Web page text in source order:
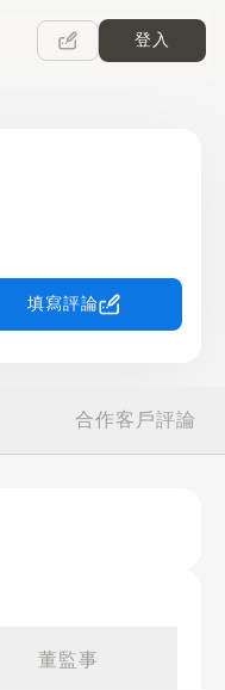
登入
填寫評論
合作客戶評論
董監事